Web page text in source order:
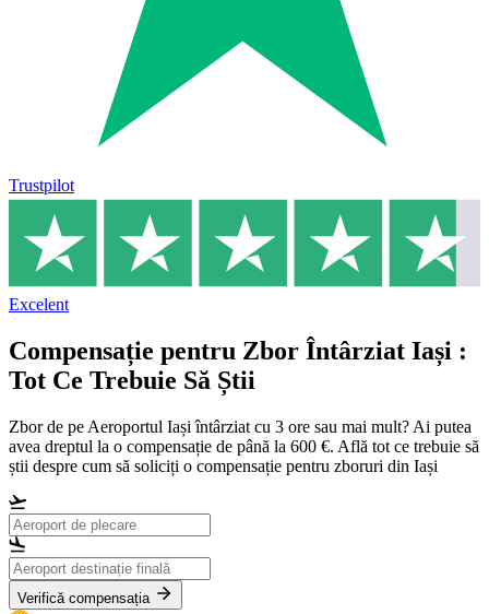
Trustpilot
Excelent
Compensație pentru Zbor Întârziat Iași :
Tot Ce Trebuie Să Știi
Zbor de pe Aeroportul Iași întârziat cu 3 ore sau mai mult? Ai putea
avea dreptul la o compensație de până la 600 €. Află tot ce trebuie să
știi despre cum să soliciți o compensație pentru zboruri din Iași
Verifică compensația